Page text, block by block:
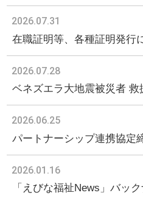
2026.07.31
在職証明等、各種証明発行
2026.07.28
ベネズエラ大地震被災者 救
2026.06.25
パートナーシップ連携協定
2026.01.16
「えびな福祉News」バッ